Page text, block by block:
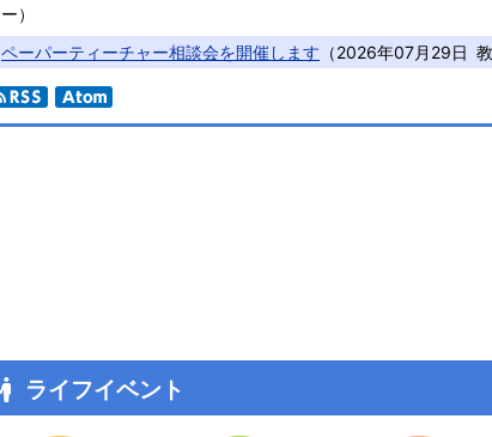
ー）
ペーパーティーチャー相談会を開催します （2026年07月29日
RSS Atom
ライフイベント